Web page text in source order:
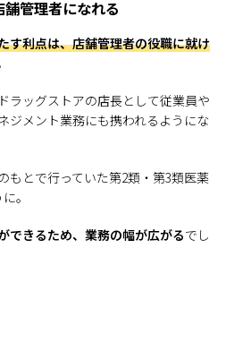
管理者になれる
す利点は、店舗管理者の役職に就け
ラッグストアの店長として従業員や
ジメント業務にも携われるようにな
もとで行っていた第2類・第3類医薬
。
できるため、業務の幅が広がるでし